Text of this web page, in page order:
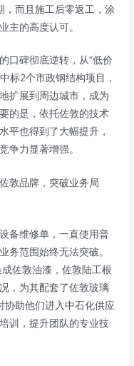
，而且施工后零返工，涂
主的高度认可。
口碑彻底逆转，从“低价
标2个市政钢结构项目，
扩展到周边城市，成为
的是，依托佐敦的技术
平也得到了大幅提升，
争力显著增强。
敦品牌，突破业务局
备维修单，一直使用普
务范围始终无法突破。
佐敦油漆，佐敦陆工根
，为其配套了佐敦玻璃
协助他们进入中石化供应
训，提升团队的专业技